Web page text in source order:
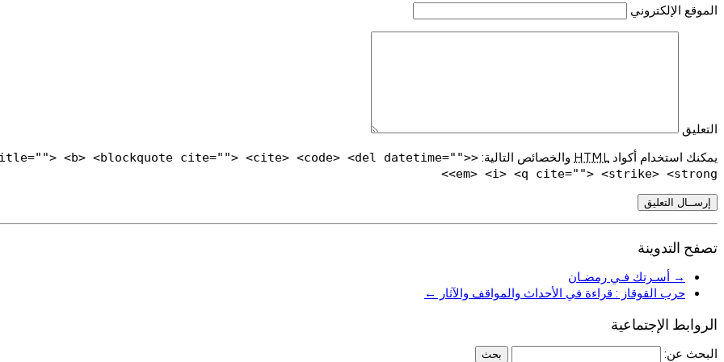
الموقع الإلكتروني
التعليق
يمكنك استخدام أكواد HTML والخصائص التالية:
<b> <blockquote cite=""> <cite> <code> <del datetime="">
<em> <i> <q cite=""> <strike> <strong>
تصفح التدوينة
→ أسـرتك فـي رمضـان
حرب القوقاز : قراءة في الأحداث والمواقف والآثار ←
الروابط الإجتماعية
البحث عن: